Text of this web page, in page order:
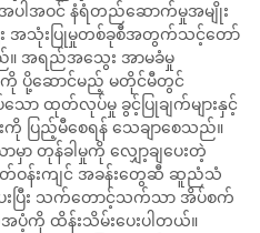
အပါအဝင် နံရံတည်ဆောက်မှုအမျိုး
ပြီး အသုံးပြုမှုတစ်ခုစီအတွက်သင့်တော်
ည်။ အရည်အသွေး အာမခံမှု
ကို ပို့ဆောင်မည့် မတိုင်မီတွင်
ာ ထုတ်လုပ်မှု ခွင့်ပြုချက်များနှင့်
ပြည့်မီစေရန် သေချာစေသည်။
တုန်ခါမှုကို လျှော့ချပေးတဲ့
တ်ဝန်းကျင် အခန်းတွေဆီ ဆူညံသံ
းပြီး သက်တောင့်သက်သာ အိပ်စက်
ကို ထိန်းသိမ်းပေးပါတယ်။